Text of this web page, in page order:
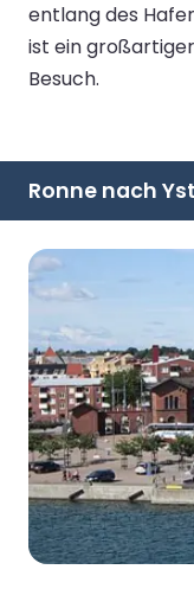
entlang des
ist ein
Besuch.
Ronne nach